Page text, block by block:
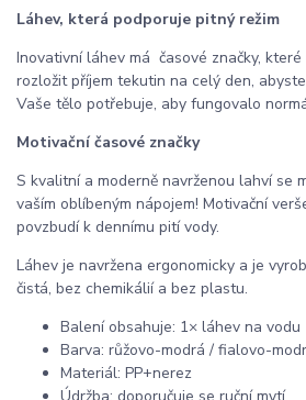
Láhev, která podporuje pitný režim
Inovativní láhev má časové značky, které
rozložit příjem tekutin na celý den,
Vaše tělo potřebuje, aby fungovalo
Motivační časové značky
S kvalitní a moderně navrženou lahví se
vaším oblíbeným nápojem! Motivační
povzbudí k dennímu pití vody.
Láhev je navržena ergonomicky a je
čistá, bez chemikálií a bez plastu.
Balení obsahuje: 1× láhev na
Barva: růžovo-modrá / fialovo-
Materiál: PP+nerez